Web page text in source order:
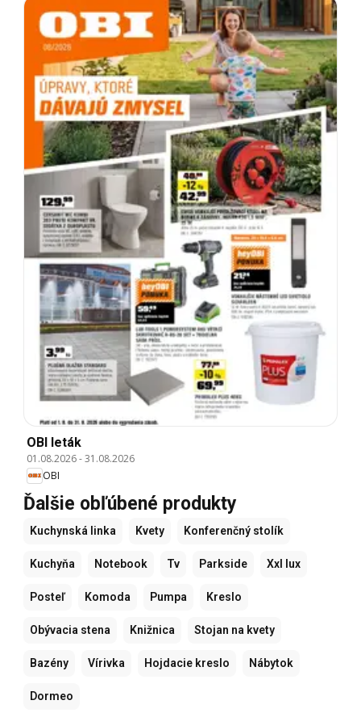
OBI leták
01.08.2026-31.08.2026
OBI
Ďalšie obľúbené produkty
Kuchynská linka Kvety Konferenčný stolík
Kuchyňa Notebook Tv Parkside Xxl lux
Posteľ Komoda Pumpa Kreslo
Obývacia stena Knižnica Stojan na kvety
Bazény Vírivka Hojdacie kreslo Nábytok
Dormeo